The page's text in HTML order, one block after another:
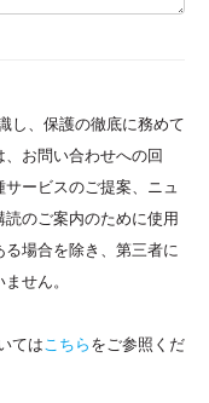
し、保護の徹底に務めて
お問い合わせへの回
ービスのご提案、ニュ
のご案内のために使用
場合を除き、第三者に
せん。
ては こちら をご参照くだ